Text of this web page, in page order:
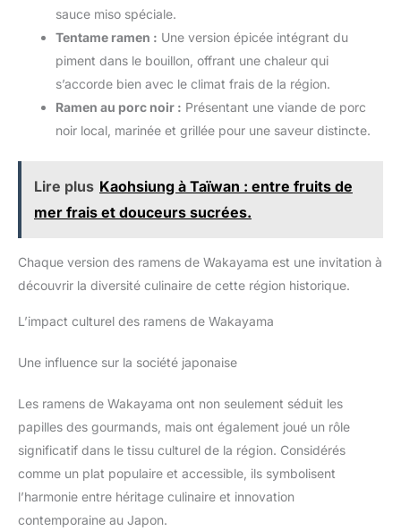
sauce miso spéciale.
Tentame ramen : Une version épicée intégrant du
piment dans le bouillon, offrant une chaleur qui
s’accorde bien avec le climat frais de la région.
Ramen au porc noir : Présentant une viande de porc
noir local, marinée et grillée pour une saveur distincte.
Lire plus Kaohsiung à Taïwan : entre fruits de
mer frais et douceurs sucrées.
Chaque version des ramens de Wakayama est une invitation à
découvrir la diversité culinaire de cette région historique.
L’impact culturel des ramens de Wakayama
Une influence sur la société japonaise
Les ramens de Wakayama ont non seulement séduit les
papilles des gourmands, mais ont également joué un rôle
significatif dans le tissu culturel de la région. Considérés
comme un plat populaire et accessible, ils symbolisent
l’harmonie entre héritage culinaire et innovation
contemporaine au Japon.